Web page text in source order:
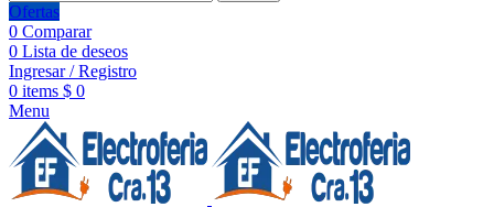
Ofertas
0 Comparar
0 Lista de deseos
Ingresar / Registro
0 items $ 0
Menu